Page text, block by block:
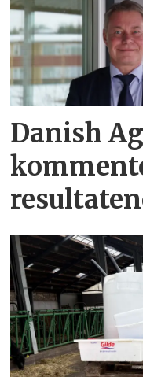
Danish